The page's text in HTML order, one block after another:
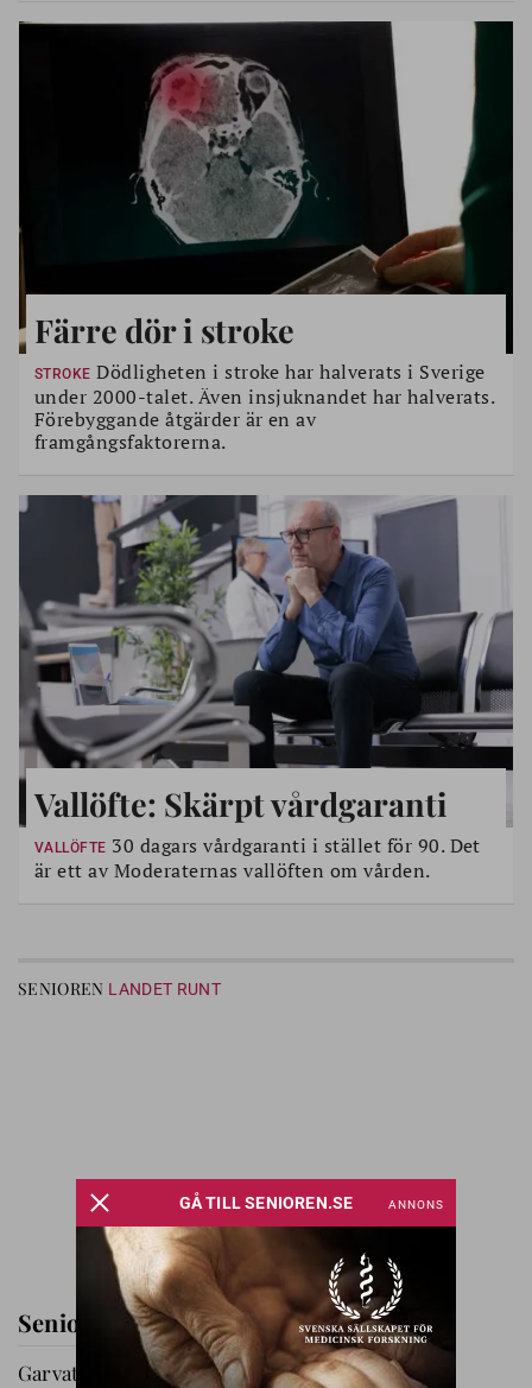
Färre dör i stroke
STROKE Dödligheten i stroke har halverats i Sverige
under 2000-talet. Även insjuknandet har halverats.
Förebyggande åtgärder är en av
framgångsfaktorerna.
Vallöfte: Skärpt vårdgaranti
VALLÖFTE 30 dagars vårdgaranti i stället för 90. Det
är ett av Moderaternas vallöften om vården.
SENIOREN LANDET RUNT
Seniorernas dag i Katrineholm
Garvat i Ryssby